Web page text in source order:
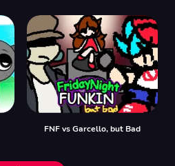
FNF vs Garcello, but Bad